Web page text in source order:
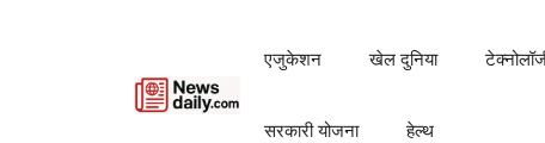
एजुकेशन खेल दुनिया
सरकारी योजना हेल्थ